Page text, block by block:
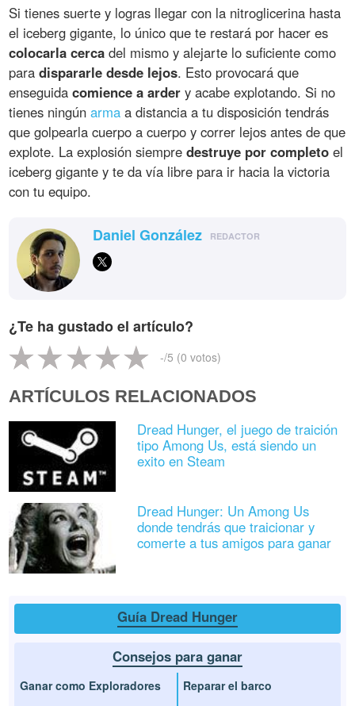
Si tienes suerte y logras llegar con la nitroglicerina hasta
el iceberg gigante, lo único que te restará por hacer es
colocarla cerca del mismo y alejarte lo suficiente como
paradispararle desde lejos. Esto provocará que
enseguidacomience a arder y acabe explotando. Si no
tienes ningúnarma a distancia a tu disposición tendrás
que golpearla cuerpo a cuerpo y correr lejos antes de que
explote. La explosión siempredestruye por completo el
iceberg gigante y te da vía libre para ir hacia la victoria
con tu equipo.
Daniel González REDACTOR
¿Te ha gustado el artículo?
-/5 (0 votos)
ARTÍCULOS RELACIONADOS
Dread Hunger, el juego de traición
tipo Among Us, está siendo un
exito en Steam
Dread Hunger: Un Among Us
donde tendrás que traicionar y
comerte a tus amigos para ganar
Guía Dread Hunger
Consejos para ganar
Ganar como Exploradores
Reparar el barco